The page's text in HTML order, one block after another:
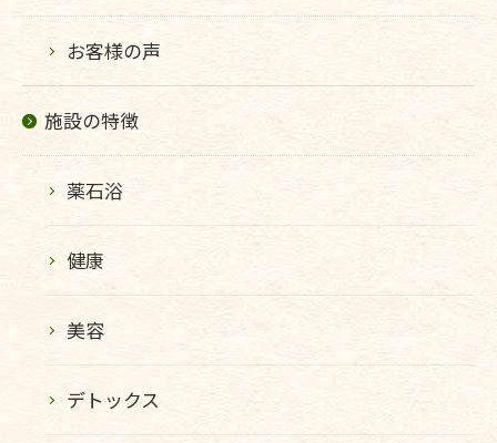
お客様の声
施設の特徴
薬石浴
健康
美容
デトックス